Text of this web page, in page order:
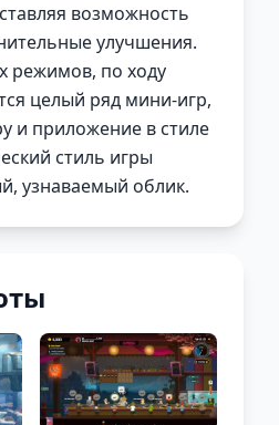
возможность
улучшения.
режимов, по ходу
целый ряд мини-игр,
и приложение в стиле
стиль игры
узнаваемый облик.